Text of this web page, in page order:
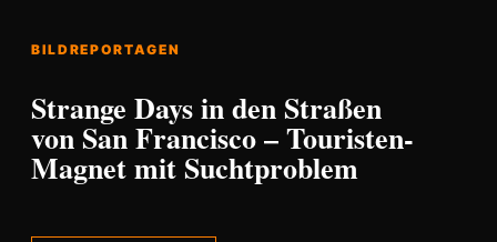
BILDREPORTAGEN
Strange Days in den Straßen
von San Francisco – Touristen-
Magnet mit Suchtproblem